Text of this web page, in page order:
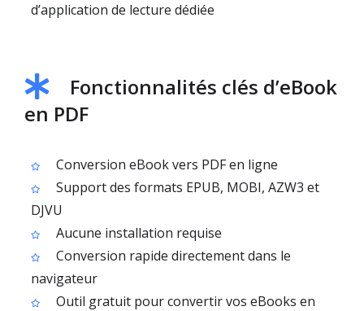
d’application de lecture dédiée
Fonctionnalités clés d’eBook
en PDF
Conversion eBook vers PDF en ligne
Support des formats EPUB, MOBI, AZW3 et
DJVU
Aucune installation requise
Conversion rapide directement dans le
navigateur
Outil gratuit pour convertir vos eBooks en